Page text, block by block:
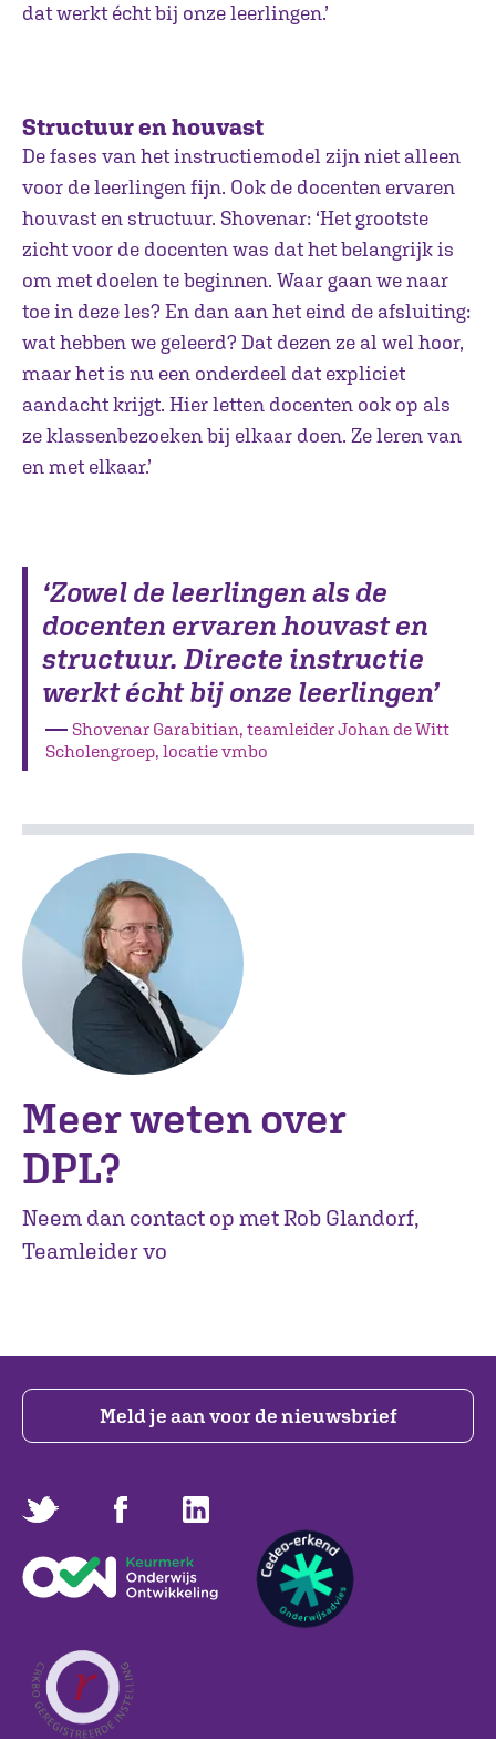
dat werkt écht bij onze leerlingen.’
Structuur en houvast
De fases van het instructiemodel zijn niet alleen
voor de leerlingen fijn. Ook de docenten ervaren
houvast en structuur. Shovenar: ‘Het grootste
zicht voor de docenten was dat het belangrijk is
om met doelen te beginnen. Waar gaan we naar
toe in deze les? En dan aan het eind de afsluiting:
wat hebben we geleerd? Dat dezen ze al wel hoor,
maar het is nu een onderdeel dat expliciet
aandacht krijgt. Hier letten docenten ook op als
ze klassenbezoeken bij elkaar doen. Ze leren van
en met elkaar.’
‘Zowel de leerlingen als de
docenten ervaren houvast en
structuur. Directe instructie
werkt écht bij onze leerlingen’
― Shovenar Garabitian, teamleider Johan de Witt
Scholengroep, locatie vmbo
Meer weten over
DPL?
Neem dan contact op met Rob Glandorf,
Teamleider vo
Meld je aan voor de nieuwsbrief